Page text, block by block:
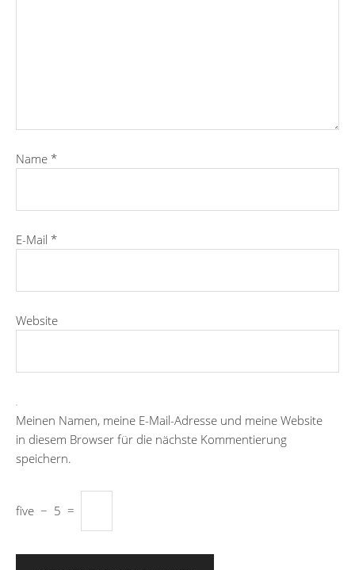
Name *
E-Mail *
Website
Meinen Namen, meine E-Mail-Adresse und meine Website
in diesem Browser für die nächste Kommentierung
speichern.
five − 5 =